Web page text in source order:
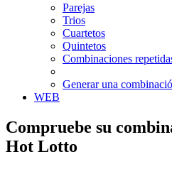
Parejas
Trios
Cuartetos
Quintetos
Combinaciones
Generar una
WEB
Compruebe su
Hot Lotto